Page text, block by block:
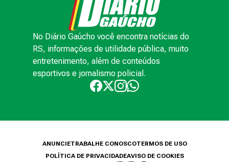
No Diário Gaúcho você encontra notícias do
RS, informações de utilidade pública, muito
entretenimento, além de conteúdos
esportivos e jornalismo policial.
ANUNCIETRABALHE CONOSCOTERMOS DE USO
POLÍTICA DE PRIVACIDADEAVISO DE COOKIES